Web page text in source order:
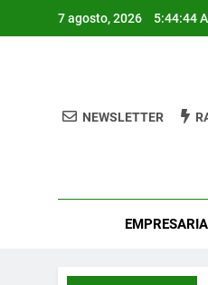
7 agosto, 2026 5:44:45
NEWSLETTER